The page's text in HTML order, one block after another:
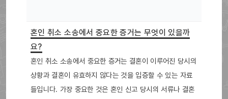
혼인 취소 소송에서 중요한 증거는 무엇이 있을까
요?
혼인 취소 소송에서 중요한 증거는 결혼이 이루어진 당시의
상황과 결혼이 유효하지 않다는 것을 입증할 수 있는 자료
들입니다. 가장 중요한 것은 혼인 신고 당시의 서류나 결혼